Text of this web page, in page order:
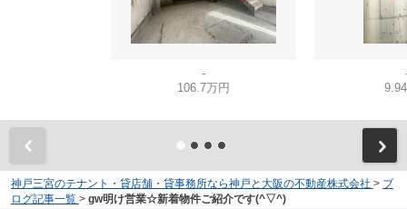
-
106.7万円
神戸三宮のテナント・貸店舗・貸事務所なら神戸と大阪の不動産株式会社 > ブ
ログ記事一覧 > gw明け営業☆新着物件ご紹介です(^▽^)